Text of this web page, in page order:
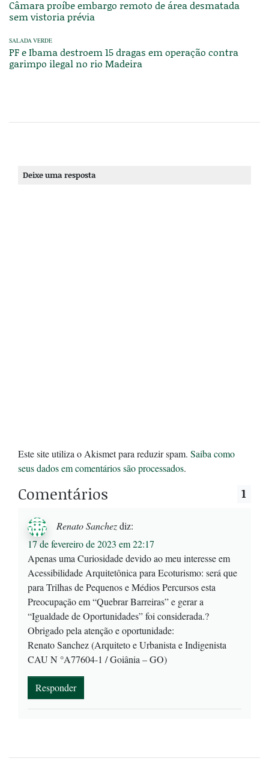
Câmara proíbe embargo remoto de área desmatada
sem vistoria prévia
SALADA VERDE
PF e Ibama destroem 15 dragas em operação contra
garimpo ilegal no rio Madeira
Deixe uma resposta
Este site utiliza o Akismet para reduzir spam. Saiba como
seus dados em comentários são processados.
Comentários 1
Renato Sanchezdiz:
17 de fevereiro de 2023 em 22:17
Apenas uma Curiosidade devido ao meu interesse em
Acessibilidade Arquitetônica para Ecoturismo: será que
para Trilhas de Pequenos e Médios Percursos esta
Preocupação em “Quebrar Barreiras” e gerar a
“Igualdade de Oportunidades” foi considerada.?
Obrigado pela atenção e oportunidade:
Renato Sanchez (Arquiteto e Urbanista e Indigenista
CAU N °A77604-1 / Goiânia – GO)
Responder